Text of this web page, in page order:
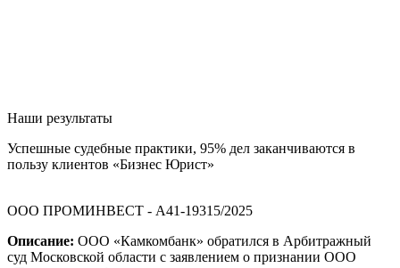
Наши результаты
Успешные судебные практики, 95% дел заканчиваются в
пользу клиентов «Бизнес Юрист»
ООО ПРОМИНВЕСТ - А41-19315/2025
Описание: ООО «Камкомбанк» обратился в Арбитражный
суд Московской области с заявлением о признании ООО